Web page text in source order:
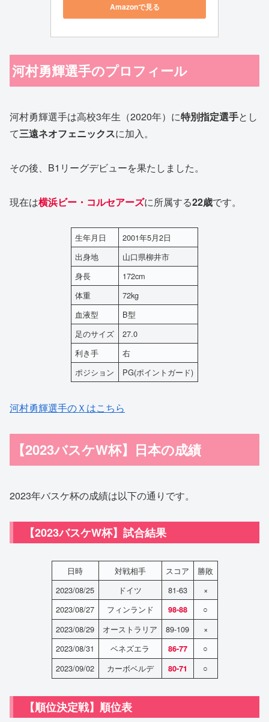
Amazonで見る
河村勇輝選手のプロフィール
河村勇輝選手は高校3年生（2020年）に特別指定選手とし
て三遠ネオフェニックスに加入。
その後、B1リーグデビューを果たしました。
現在は横浜ビー・コルセアーズに所属する22歳です。
生年月日
2001年5月2日
出身地
山口県柳井市
身長
172cm
体重
72kg
血液型
B型
足のサイズ
27.0
利き手
右
ポジション
PG(ポイントガード)
河村勇輝選手のＸはこちら
【2023バスケW杯】日本の成績
2023年バスケ杯の成績は以下の通りです。
【2023バスケW杯】試合結果
日時 対戦相手 スコア
勝敗
2023/08/25
ドイツ 81-63
×
2023/08/27
フィンランド 98-88
○
2023/08/29
オーストラリア 89-109
×
2023/08/31
ベネズエラ 86-77
○
2023/09/02
カーボベルデ 80-71 ○
【順位決定戦】順位表